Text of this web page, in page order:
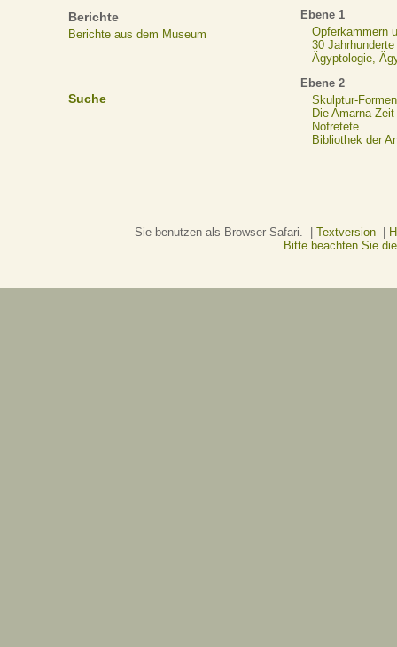
Berichte
Berichte aus dem Museum
Suche
Ebene 1
Opferkammern
30
Ägyptologie,
Ebene 2
Skulptur-Formen
Die Amarna-Zeit
Nofretete
Bibliothek der
Sie benutzen als Browser Safari. | Textversion|
Bitte beachten Sie